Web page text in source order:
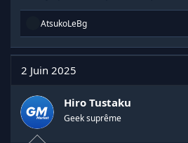
R
a
c
t
i
n
s
:
AtsukoLeBg
2 Juin 2025
Hiro Tustaku
Geek suprême